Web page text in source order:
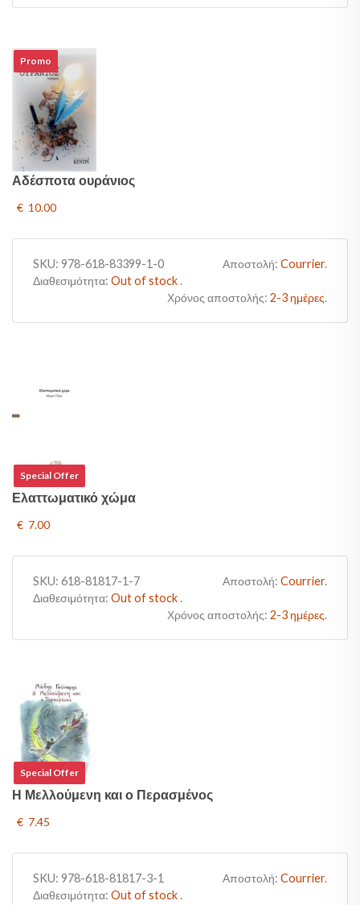
Promo
Αδέσποτα ουράνιος
€ 10.00
SKU: 978-618-83399-1-0 Αποστολή: Courrier.
Διαθεσιμότητα: Out of stock.
Χρόνος αποστολής: 2-3 ημέρες.
Special Offer
Ελαττωματικό χώμα
€ 7.00
SKU: 618-81817-1-7 Αποστολή: Courrier.
Διαθεσιμότητα: Out of stock.
Χρόνος αποστολής: 2-3 ημέρες.
Special Offer
Η Μελλούμενη και ο Περασμένος
€ 7.45
SKU: 978-618-81817-3-1 Αποστολή: Courrier.
Διαθεσιμότητα: Out of stock.